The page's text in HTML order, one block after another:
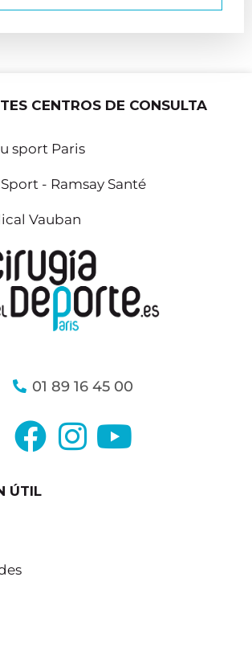
CENTROS DE CONSULTA
sport Paris
- Ramsay Santé
Vauban
01 89 16 45 00
ÚTIL